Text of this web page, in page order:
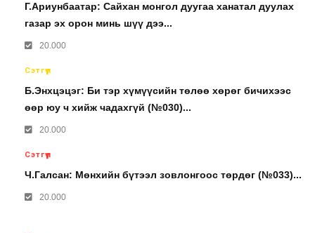
Г.Ариунбаатар: Сайхан монгол дуугаа ханатал дуулах
газар эх орон минь шүү дээ...
20.000
Сэтгүүл
Б.Энхцэцэг: Би тэр хүмүүсийн төлөө хөрөг бичихээс
өөр юу ч хийж чадахгүй (№030)...
20.000
Сэтгүүл
Ч.Галсан: Мөнхийн бүтээл зовлонгоос төрдөг (№033)...
20.000